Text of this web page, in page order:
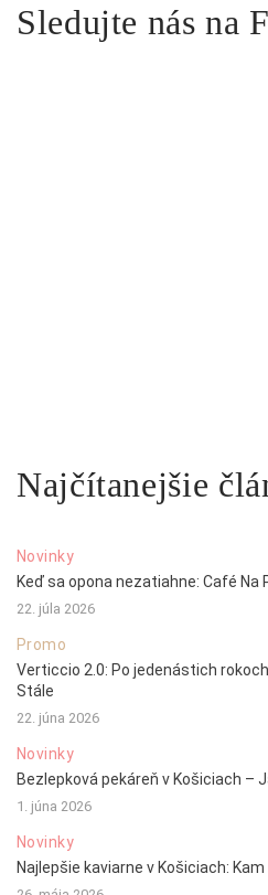
Sledujte nás na
Najčítanejšie
Novinky
Keď sa opona nezatiahne: Café Na
22. júla 2026
Promo
Verticcio 2.0: Po jedenástich
Stále
22. júna 2026
Novinky
Bezlepková pekáreň v Košiciach –
1. júna 2026
Novinky
Najlepšie kaviarne v Košiciach: